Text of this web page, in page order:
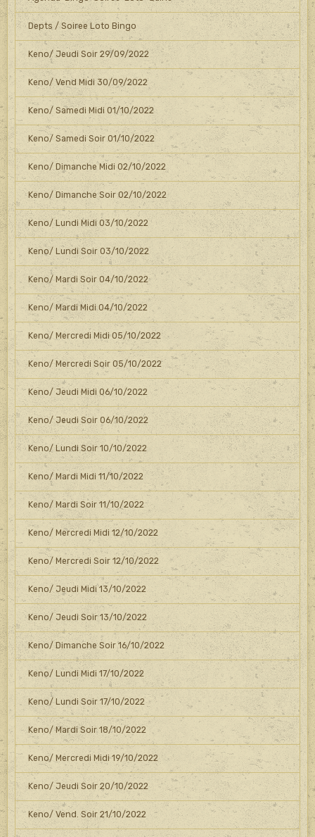
Depts / Soiree Loto Bingo
Keno/ Jeudi Soir 29/09/2022
Keno/ Vend Midi 30/09/2022
Keno/ Samedi Midi 01/10/2022
Keno/ Samedi Soir 01/10/2022
Keno/ Dimanche Midi 02/10/2022
Keno/ Dimanche Soir 02/10/2022
Keno/ Lundi Midi 03/10/2022
Keno/ Lundi Soir 03/10/2022
Keno/ Mardi Soir 04/10/2022
Keno/ Mardi Midi 04/10/2022
Keno/ Mercredi Midi 05/10/2022
Keno/ Mercredi Soir 05/10/2022
Keno/ Jeudi Midi 06/10/2022
Keno/ Jeudi Soir 06/10/2022
Keno/ Lundi Soir 10/10/2022
Keno/ Mardi Midi 11/10/2022
Keno/ Mardi Soir 11/10/2022
Keno/ Mercredi Midi 12/10/2022
Keno/ Mercredi Soir 12/10/2022
Keno/ Jeudi Midi 13/10/2022
Keno/ Jeudi Soir 13/10/2022
Keno/ Dimanche Soir 16/10/2022
Keno/ Lundi Midi 17/10/2022
Keno/ Lundi Soir 17/10/2022
Keno/ Mardi Soir 18/10/2022
Keno/ Mercredi Midi 19/10/2022
Keno/ Jeudi Soir 20/10/2022
Keno/ Vend. Soir 21/10/2022